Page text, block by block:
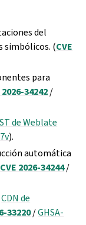
del
simbólicos. (CVE
para
2026-34242/
de Weblate
).
automática
CVE 2026-34244/
CDN de
33220/GHSA-